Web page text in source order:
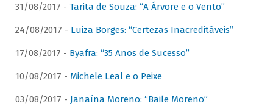
31/08/2017 - Tarita de Souza: “A Árvore e o Vento”
24/08/2017 - Luiza Borges: “Certezas Inacreditáveis”
17/08/2017 - Byafra: “35 Anos de Sucesso”
10/08/2017 - Michele Leal e o Peixe
03/08/2017 - Janaína Moreno: “Baile Moreno”